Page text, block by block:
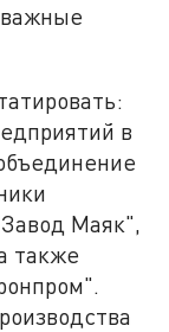
важные
в
Маяк",
также